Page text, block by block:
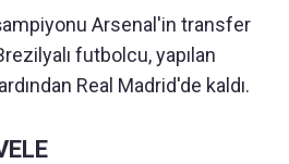
Arsenal'in transfer
futbolcu, yapılan
Real Madrid'de kaldı.